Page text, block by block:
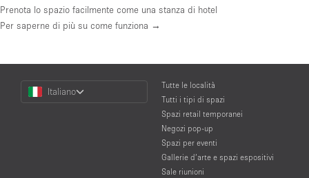
Prenota lo spazio facilmente come una stanza di hotel
Per saperne di più su come funziona →
Choose
Language
Italiano
Tutte le località
Tutti i tipi di spazi
Spazi retail temporanei
Negozi pop-up
Spazi per eventi
Gallerie d’arte e spazi espositivi
Sale riunioni